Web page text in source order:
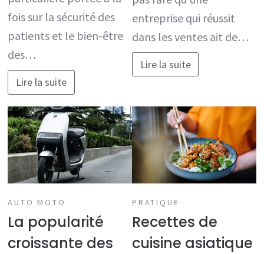
fois sur la sécurité des
patients et le bien-être
des…
Lire la suite
entreprise qui réussit
dans les ventes ait de…
Lire la suite
AUTO MOTO
La popularité
croissante des
PRATIQUE
Recettes de
cuisine asiatique